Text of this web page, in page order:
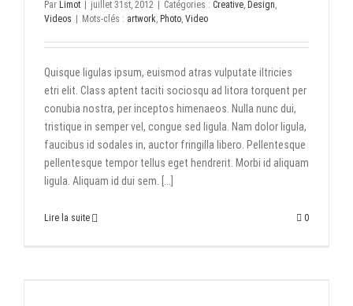
Par Limot juillet 31st, 2012 Catégories : Creative, Design,
Videos
Mots-clés : artwork, Photo, Video
Quisque ligulas ipsum, euismod atras vulputate iltricies
etri elit. Class aptent taciti sociosqu ad litora torquent per
conubia nostra, per inceptos himenaeos. Nulla nunc dui,
tristique in semper vel, congue sed ligula. Nam dolor ligula,
faucibus id sodales in, auctor fringilla libero. Pellentesque
pellentesque tempor tellus eget hendrerit. Morbi id aliquam
ligula. Aliquam id dui sem. [...]
Lire la suite 0